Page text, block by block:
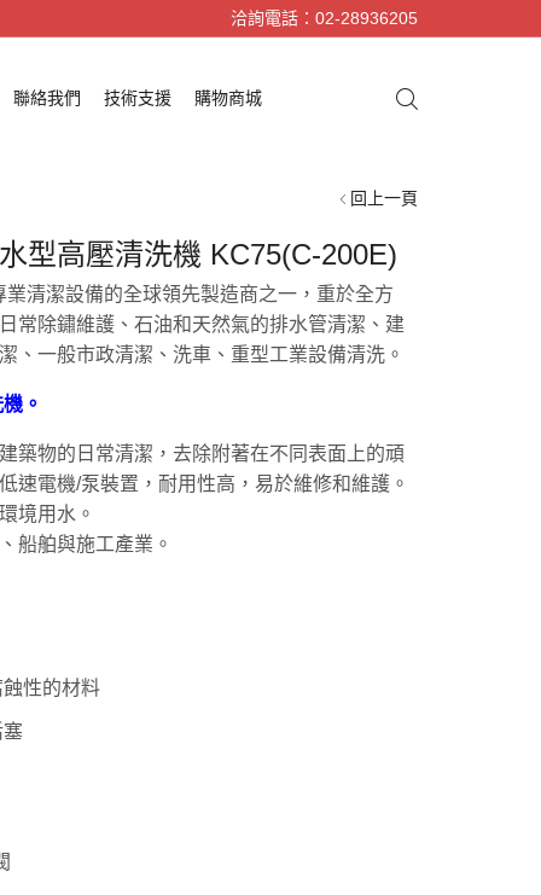
洽詢電話：02-28936205
聯絡我們 技術支援 購物商城
回上一頁
型高壓清洗機 KC75(C-200E)
清潔設備的全球領先製造商之一，重於全方
常除鏽維護、石油和天然氣的排水管清潔、建
、一般市政清潔、洗車、重型工業設備清洗。
。
築物的日常清潔，去除附著在不同表面上的頑
速電機/泵裝置，耐用性高，易於維修和維護。
境用水。
船舶與施工產業。
性的材料